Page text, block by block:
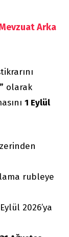
Arka
olarak
1 Eylül
rubleye
2026’ya